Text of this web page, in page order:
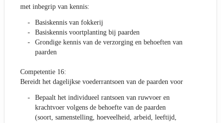
met inbegrip van kennis:
Basiskennis van fokkerij
Basiskennis voortplanting bij paarden
Grondige kennis van de verzorging en behoeften van
paarden
Competentie 16:
Bereidt het dagelijkse voederrantsoen van de paarden voor
Bepaalt het individueel rantsoen van ruwvoer en
krachtvoer volgens de behoefte van de paarden
(soort, samenstelling, hoeveelheid, arbeid, leeftijd,